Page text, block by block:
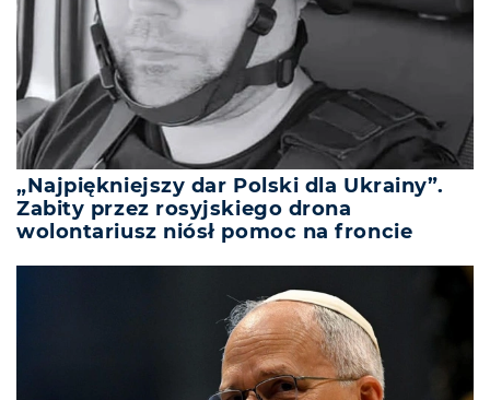
„Najpiękniejszy dar Polski dla Ukrainy”.
Zabity przez rosyjskiego drona
wolontariusz niósł pomoc na froncie